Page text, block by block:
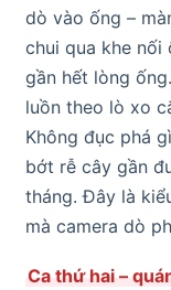
dò vào ống –
chui qua khe nối
gần hết lòng
luồn theo lò xo
Không đục phá
bớt rễ cây gần
tháng. Đây là
mà camera dò
Ca thứ hai –